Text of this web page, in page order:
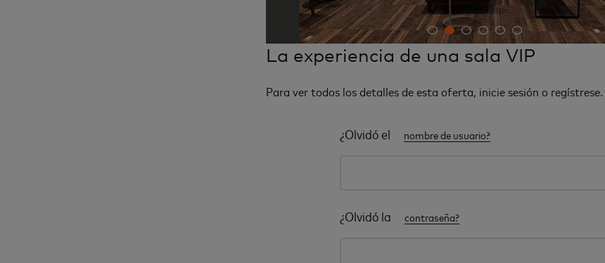
La experiencia de una sala VIP
Para ver todos los detalles de esta oferta, inicie sesión o regístrese.
¿Olvidó el nombre de usuario?
¿Olvidó la contraseña?